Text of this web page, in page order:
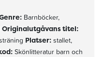
Barnböcker,
Originalutgåvans titel:
Platser: stallet,
Skönlitteratur barn och